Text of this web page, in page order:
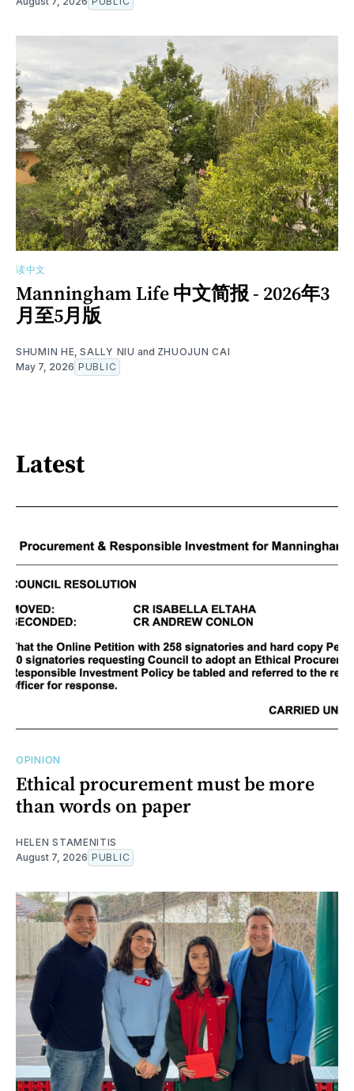
读中文
Manningham Life 中文简报 - 2026年3
月至5月版
SHUMIN HE,SALLY NIU and ZHUOJUN CAI
May 7, 2026 PUBLIC
Latest
OPINION
Ethical procurement must be more
than words on paper
HELEN STAMENITIS
August 7, 2026 PUBLIC